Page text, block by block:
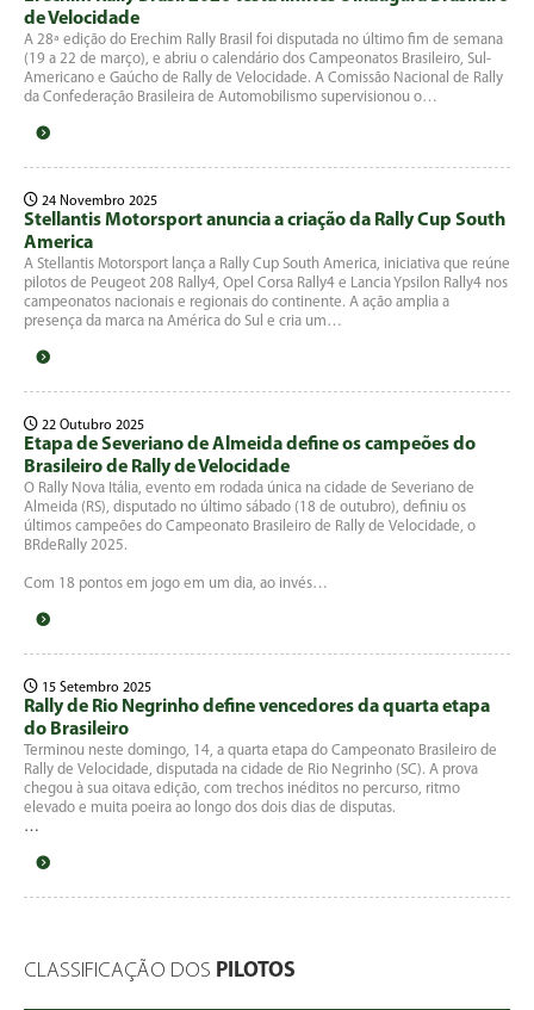
de Velocidade
A 28ª edição do Erechim Rally Brasil foi disputada no último fim de semana
(19 a 22 de março), e abriu o calendário dos Campeonatos Brasileiro, Sul-
Americano e Gaúcho de Rally de Velocidade. A Comissão Nacional de Rally
da Confederação Brasileira de Automobilismo supervisionou o…
24 Novembro 2025
Stellantis Motorsport anuncia a criação da Rally Cup South
America
A Stellantis Motorsport lança a Rally Cup South America, iniciativa que reúne
pilotos de Peugeot 208 Rally4, Opel Corsa Rally4 e Lancia Ypsilon Rally4 nos
campeonatos nacionais e regionais do continente. A ação amplia a
presença da marca na América do Sul e cria um…
22 Outubro 2025
Etapa de Severiano de Almeida define os campeões do
Brasileiro de Rally de Velocidade
O Rally Nova Itália, evento em rodada única na cidade de Severiano de
Almeida (RS), disputado no último sábado (18 de outubro), definiu os
últimos campeões do Campeonato Brasileiro de Rally de Velocidade, o
BRdeRally 2025.
Com 18 pontos em jogo em um dia, ao invés…
15 Setembro 2025
Rally de Rio Negrinho define vencedores da quarta etapa
do Brasileiro
Terminou neste domingo, 14, a quarta etapa do Campeonato Brasileiro de
Rally de Velocidade, disputada na cidade de Rio Negrinho (SC). A prova
chegou à sua oitava edição, com trechos inéditos no percurso, ritmo
elevado e muita poeira ao longo dos dois dias de disputas.
…
CLASSIFICAÇÃO DOS PILOTOS